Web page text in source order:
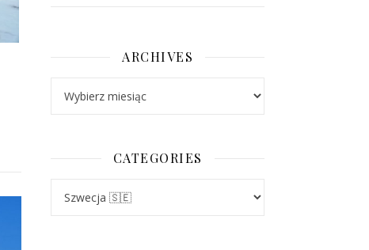
ARCHIVES
CATEGORIES
Categories